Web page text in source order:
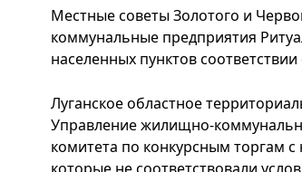
Местные советы Золотого и
коммунальные предприятия
населенных пунктов
Луганское областное
Управление жилищно-
комитета по конкурсным торгам